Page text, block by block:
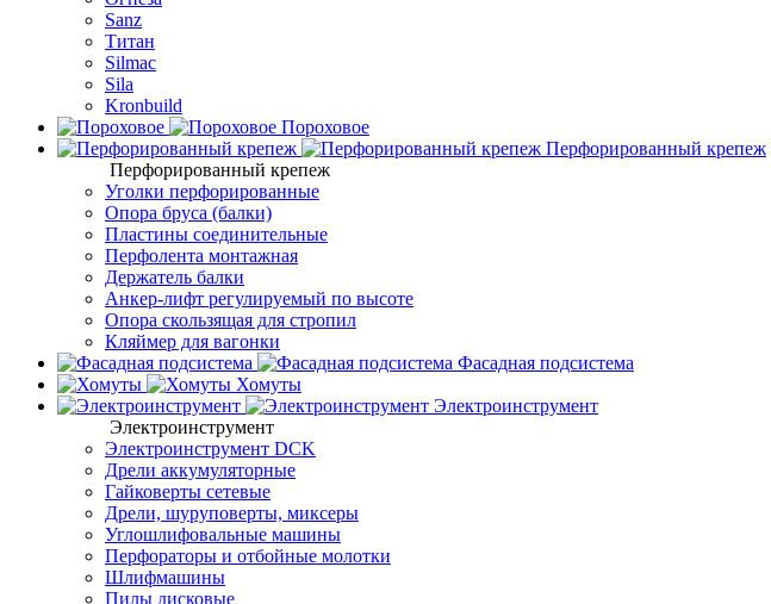
Sanz
Титан
Silmac
Sila
Kronbuild
Пороховое
Перфорированный крепеж
Перфорированный крепеж
Уголки перфорированные
Опора бруса (балки)
Пластины соединительные
Перфолента монтажная
Держатель балки
Анкер-лифт регулируемый по высоте
Опора скользящая для стропил
Кляймер для вагонки
Фасадная подсистема
Хомуты
Электроинструмент
Электроинструмент
Электроинструмент DCK
Дрели аккумуляторные
Гайковерты сетевые
Дрели, шуруповерты, миксеры
Углошлифовальные машины
Перфораторы и отбойные молотки
Шлифмашины
Пилы дисковые